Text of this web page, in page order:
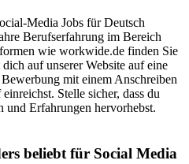
Media Jobs für Deutsch
Berufserfahrung im Bereich
wie workwide.de finden Sie
auf unserer Website auf eine
mit einem Anschreiben
Stelle sicher, dass du
und Erfahrungen hervorhebst.
beliebt für Social Media